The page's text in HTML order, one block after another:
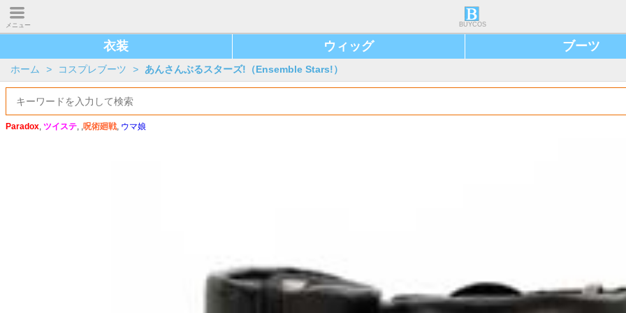
メニュー BUYCOS
衣装 ウィッグ ブーツ
ホーム > コスプレブーツ > あんさんぶるスターズ!（Ensemble Stars!）
Paradox, ツイステ, ,呪術廻戦, ウマ娘